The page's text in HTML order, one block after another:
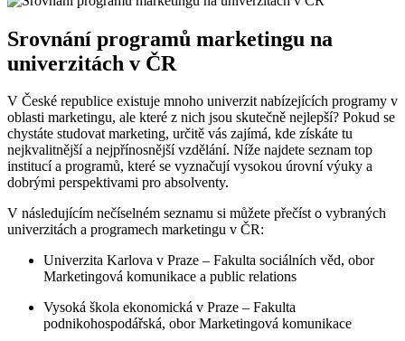
Srovnání programů marketingu na
univerzitách v ČR
V České republice existuje mnoho univerzit nabízejících programy v
oblasti marketingu, ale které z nich jsou skutečně nejlepší? Pokud se
chystáte studovat marketing, určitě vás zajímá, kde získáte tu
nejkvalitnější a nejpřínosnější vzdělání. Níže najdete seznam top
institucí a programů, které se vyznačují vysokou úrovní výuky a
dobrými perspektivami pro absolventy.
V následujícím nečíselném seznamu si můžete přečíst o vybraných
univerzitách a programech marketingu v ČR:
Univerzita Karlova v Praze – Fakulta sociálních věd, obor
Marketingová komunikace a public relations
Vysoká škola ekonomická v Praze – Fakulta
podnikohospodářská, obor Marketingová komunikace